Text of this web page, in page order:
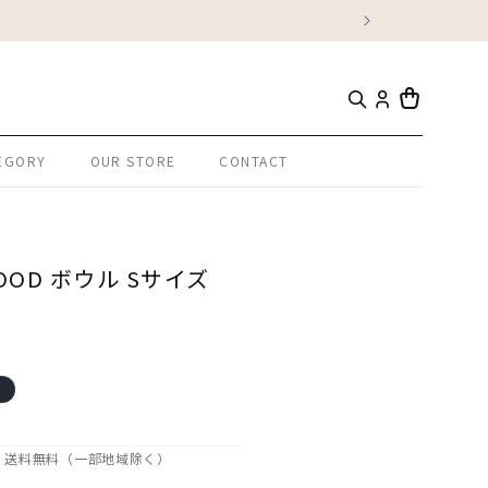
カ
ー
OUR STORE CONTACT
ボウル Sサイズ
料無料（一部地域除く）